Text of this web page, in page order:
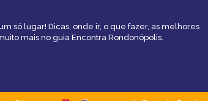
só lugar! Dicas, onde ir, o que fazer, as melhores
mais no guia Encontra Rondonópolis.